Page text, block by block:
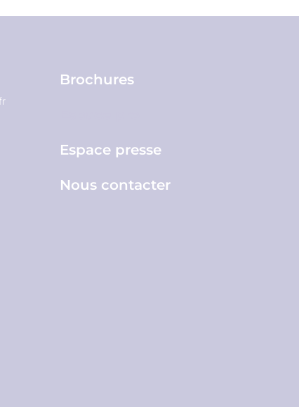
Brochures
Espace presse
Nous contacter